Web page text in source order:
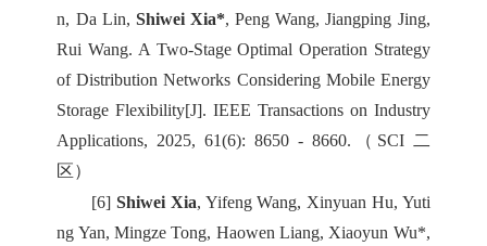
n, Da Lin, Shiwei Xia*, Peng Wang, Jiangping Jing,
Rui Wang. A Two-Stage Optimal Operation Strategy
of Distribution Networks Considering Mobile Energy
Storage Flexibility[J]. IEEE Transactions on Industry
Applications, 2025, 61(6): 8650 - 8660.（SCI 二
区）
[6]Shiwei Xia, Yifeng Wang, Xinyuan Hu, Yuti
ng Yan, Mingze Tong, Haowen Liang, Xiaoyun Wu*,